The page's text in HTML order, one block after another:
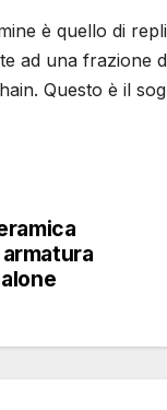
è quello di
ad una frazione
Questo è il